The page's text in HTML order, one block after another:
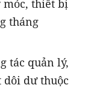
móc, thiết bị
tháng
tác quản lý,
dôi dư thuộc